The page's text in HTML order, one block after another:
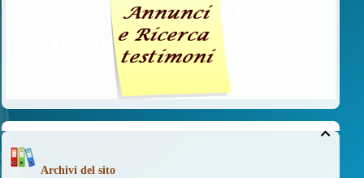

Archivi del sito